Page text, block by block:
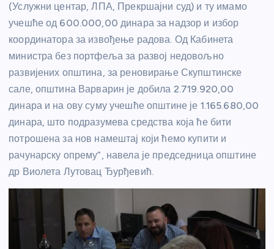
(Услужни центар, ЛПА, Прекршајни суд) и ту имамо
учешће од 600.000,00 динара за надзор и избор
координатора за извођење радова. Од Кабинета
министра без портфеља за развој недовољно
развијених општина, за реновирање Скупштинске
сале, општина Варварин је добила 2.719.920,00
динара и на ову суму учешће општине је 1.165.680,00
динара, што подразумева средства која ће бити
потрошена за нов намештај који ћемо купити и
рачунарску опрему”, навела је председница општине
др Виолета Лутовац Ђурђевић.